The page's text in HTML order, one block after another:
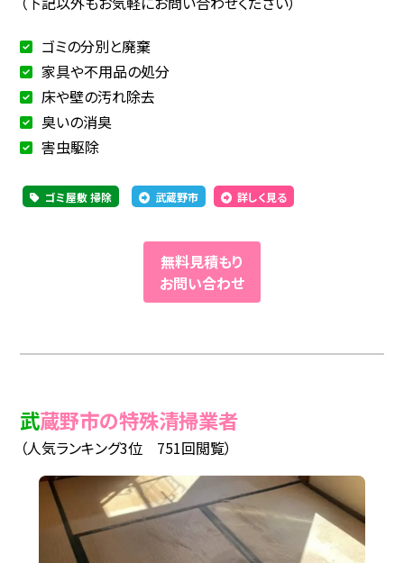
ゴミの分別と廃棄
家具や不用品の処分
床や壁の汚れ除去
臭いの消臭
害虫駆除
ゴミ屋敷 掃除 武蔵野市 詳しく見る
無料見積もり
お問い合わせ
武蔵野市の特殊清掃業者
（人気ランキング3位 751回閲覧）